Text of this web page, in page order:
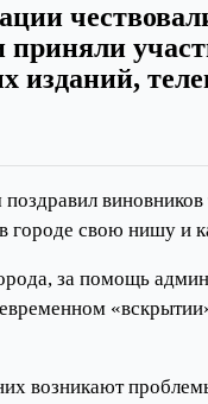
изданий,
городе свою нишу и
за помощь
возникают